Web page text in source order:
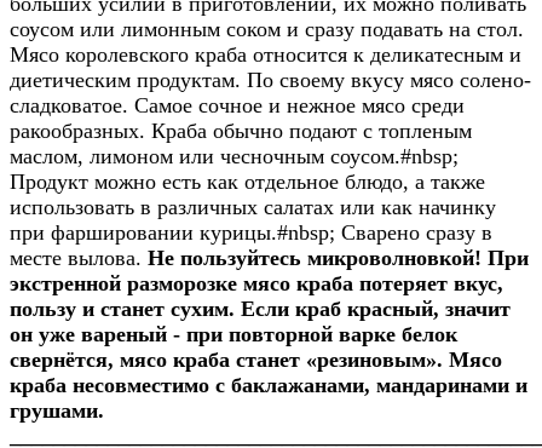
соусом или лимонным соком и сразу подавать на стол.
Мясо королевского краба относится к деликатесным и
диетическим продуктам. По своему вкусу мясо солено-
сладковатое. Самое сочное и нежное мясо среди
ракообразных. Краба обычно подают с топленым
маслом, лимоном или чесночным соусом.#nbsp;
Продукт можно есть как отдельное блюдо, а также
использовать в различных салатах или как начинку
при фаршировании курицы.#nbsp; Сварено сразу в
месте вылова. Не пользуйтесь микроволновкой! При
экстренной разморозке мясо краба потеряет вкус,
пользу и станет сухим. Если краб красный, значит
он уже вареный - при повторной варке белок
свернётся, мясо краба станет «резиновым». Мясо
краба несовместимо с баклажанами, мандаринами и
грушами.